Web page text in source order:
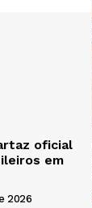
oficial
em
2026